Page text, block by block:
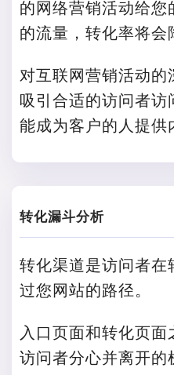
的网络营销活动给您
的流量，转化率将会
对互联网营销活动的
吸引合适的访问者访
能成为客户的人提供
转化漏斗分析
转化渠道是访问者在
过您网站的路径。
入口页面和转化页
访问者分心并离开的